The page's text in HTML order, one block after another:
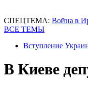
СПЕЦТЕМА: Война в
ВСЕ ТЕМЫ
Вступление
В Киеве